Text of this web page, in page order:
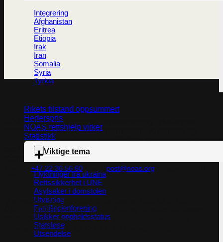
Integrering
Afghanistan
Eritrea
Etiopia
Irak
Iran
Somalia
Syria
Tyrkia
Rikets tilstand oppsummert
Hederspris
NOAS rettshjelp virker
Statistikk
Viktige tema
Flyktninger fra ukraina
Rettssikkerhet i UNE
Asylsaker i domstolen
Utvisning
Familiegjenforening
Usikker oppholdsstatus
Statsløse
Utsendelse
NOAS jobber for å fremme asylsøkeres og flyktningers
rettssikkerhet i Norge. Vi gir informasjon, veiledning og
rettshjelp. Vi får medhold i hele 60 % av sakene vi engasjerer
Kontakt
+47 22 36 56 60 post@noas.org
Org. reg. no.: NO 975 265 773
Åpningstider Mandag: 09.30-
09.30-12:00 Onsdag: 12.30-15.00 Bare hastehenvendelser
Torsdag: 09.30-12.00 og 12.30-15.00